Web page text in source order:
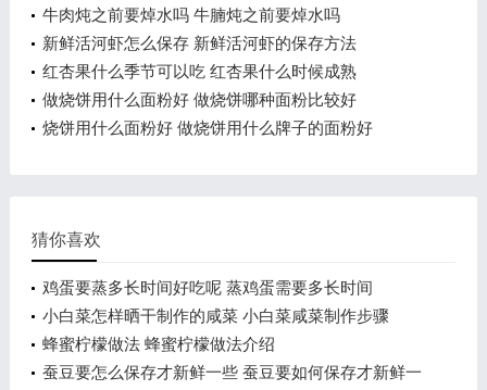
牛肉炖之前要焯水吗 牛腩炖之前要焯水吗
新鲜活河虾怎么保存 新鲜活河虾的保存方法
红杏果什么季节可以吃 红杏果什么时候成熟
做烧饼用什么面粉好 做烧饼哪种面粉比较好
烧饼用什么面粉好 做烧饼用什么牌子的面粉好
猜你喜欢
鸡蛋要蒸多长时间好吃呢 蒸鸡蛋需要多长时间
小白菜怎样晒干制作的咸菜 小白菜咸菜制作步骤
蜂蜜柠檬做法 蜂蜜柠檬做法介绍
蚕豆要怎么保存才新鲜一些 蚕豆要如何保存才新鲜一